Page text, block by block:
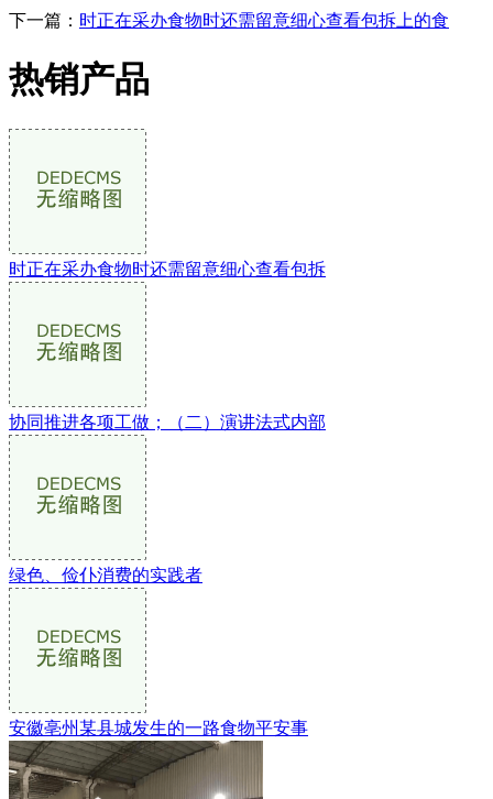
下一篇： 时正在采办食物时还需留意细心查看包拆上的食
热销产品
时正在采办食物时还需留意细心查看包拆
协同推进各项工做；（二）演讲法式内部
绿色、俭仆消费的实践者
安徽亳州某县城发生的一路食物平安事